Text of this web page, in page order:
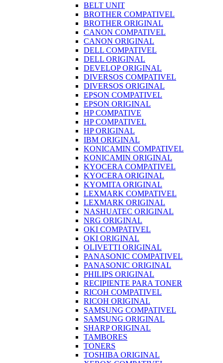
BELT UNIT
BROTHER COMPATIVEL
BROTHER ORIGINAL
CANON COMPATIVEL
CANON ORIGINAL
DELL COMPATIVEL
DELL ORIGINAL
DEVELOP ORIGINAL
DIVERSOS COMPATIVEL
DIVERSOS ORIGINAL
EPSON COMPATIVEL
EPSON ORIGINAL
HP COMPATIVE
HP COMPATIVEL
HP ORIGINAL
IBM ORIGINAL
KONICAMIN COMPATIVEL
KONICAMIN ORIGINAL
KYOCERA COMPATIVEL
KYOCERA ORIGINAL
KYOMITA ORIGINAL
LEXMARK COMPATIVEL
LEXMARK ORIGINAL
NASHUATEC ORIGINAL
NRG ORIGINAL
OKI COMPATIVEL
OKI ORIGINAL
OLIVETTI ORIGINAL
PANASONIC COMPATIVEL
PANASONIC ORIGINAL
PHILIPS ORIGINAL
RECIPIENTE PARA TONER
RICOH COMPATIVEL
RICOH ORIGINAL
SAMSUNG COMPATIVEL
SAMSUNG ORIGINAL
SHARP ORIGINAL
TAMBORES
TONERS
TOSHIBA ORIGINAL